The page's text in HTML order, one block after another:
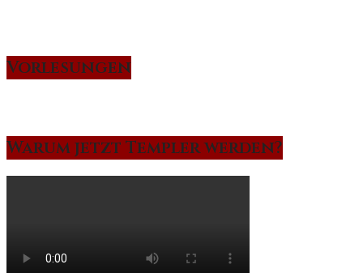
Vorlesungen
Warum jetzt Templer werden?